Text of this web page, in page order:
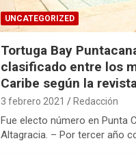
UNCATEGORIZED
Tortuga Bay
clasificado entre los
Caribe según la
3 febrero 2021 Redacción
Fue electo número en Punta
Altagracia. – Por tercer año